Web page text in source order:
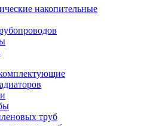
накопительные
труб